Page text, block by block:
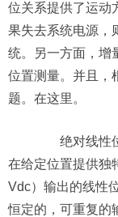
位关系提供了运动
果失去系统电源，
统。另一方面，增
位置测量。并且，
题。在这里。
绝对线性位
在给定位置提供独
Vdc）输出的线性
恒定的，可重复的